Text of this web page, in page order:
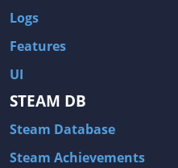
Logs
Features
UI
STEAM DB
Steam Database
Steam Achievements